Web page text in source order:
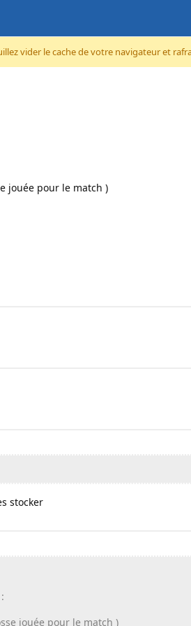
vider le cache de votre navigateur et
jouée pour le match )
stocker
jouée pour le match )